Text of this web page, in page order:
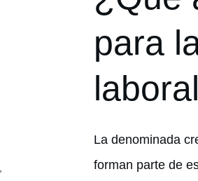
para
La denominada
forman parte de